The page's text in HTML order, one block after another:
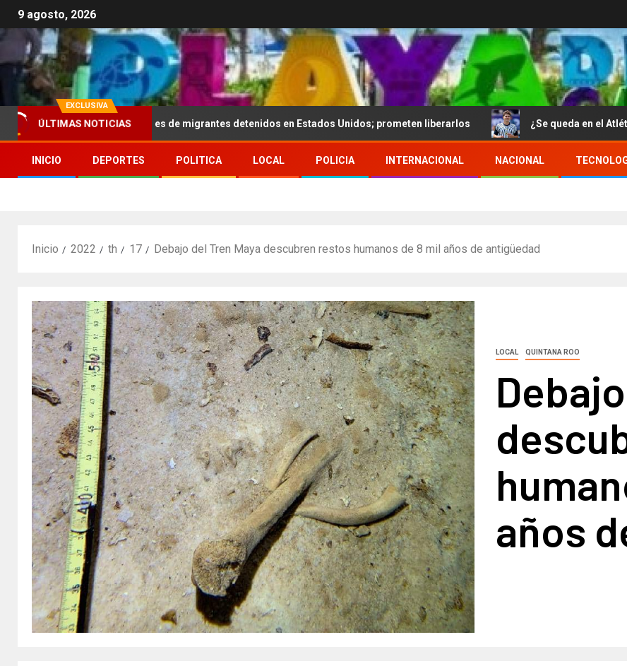
9 agosto, 2026
EXCLUSIVA
ÚLTIMAS NOTICIAS
dólares a familiares de migrantes detenidos en Estados Unidos; prometen liberarlos ¿Se queda en el Atlético de
INICIO DEPORTES POLITICA LOCAL POLICIA INTERNACIONAL NACIONAL
Inicio 2022 th 17 Debajo del Tren Maya descubren restos humanos de 8 mil años de antigüedad
LOCAL QUINTANA ROO
años